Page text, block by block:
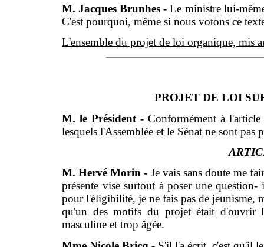
M. Jacques Brunhes -Le ministre lui-
C'est pourquoi, même si nous votons ce
L'ensemble du projet de loi organique, mis
PROJET DE LOI
M. le Président - Conformément à
lesquels l'Assemblée et le Sénat ne sont pas
M. Hervé Morin - Je vais sans doute me
présente vise surtout à poser une
pour l'éligibilité, je ne fais pas de jeunisme,
qu'un des motifs du projet était d'ouvrir
masculine et trop âgée.